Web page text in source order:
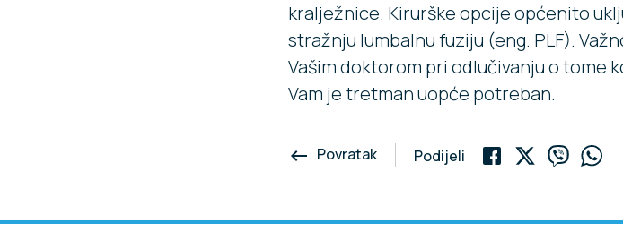
kralježnice. Kirurške opcije općenito
stražnju lumbalnu fuziju (eng. PLF).
Vašim doktorom pri odlučivanju o tome
Vam je tretman uopće potreban.
keyboard_backspace Povratak Podijeli